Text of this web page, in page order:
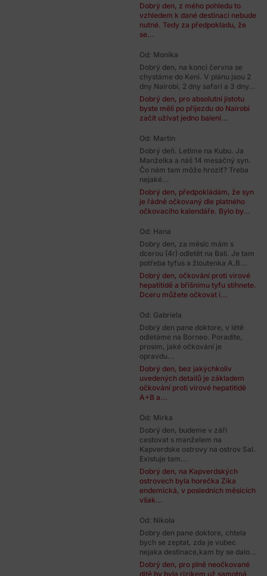
Dobrý den, z mého pohledu to
vzhledem k dané destinaci nebude
nutné. Tedy za předpokladu, že
se...
Od: Monika
Dobrý den, na konci června se
chystáme do Keni. V plánu jsou 2
dny Nairobi, 2 dny safari a 3 dny...
Dobrý den, pro absolutní jistotu
byste měli po příjezdu do Nairobi
začít užívat jedno balení...
Od: Martin
Dobrý deň. Letíme na Kubu. Ja
Manželka a náš 14 mesačný syn.
Čo nám tam môže hroziť? Treba
nejaké...
Dobrý den, předpokládám, že syn
je řádně očkovaný dle platného
očkovacího kalendáře. Bylo by...
Od: Hana
Dobry den, za měsíc mám s
dcerou (4r) odletět na Bali. Je tam
potřeba tyfus a žloutenka A,B...
Dobrý den, očkování proti virové
hepatitidě a břišnímu tyfu stihnete.
Dceru můžete očkovat i...
Od: Gabriela
Dobrý den pane doktore, v létě
odlétáme na Borneo. Poradíte,
prosím, jaké očkování je
opravdu...
Dobrý den, bez jakýchkoliv
uvedených detailů je základem
očkování proti virové hepatitidě
A+B a...
Od: Mirka
Dobrý den, budeme v září
cestovat s manželem na
Kapverdske ostrovy na ostrov Sal.
Existuje tam...
Dobrý den, na Kapverdských
ostrovech byla horečka Zika
endemická, v posledních měsících
však...
Od: Nikola
Dobry den pane doktore, chtela
bych se zeptat, zda je vubec
nejaka destinace,kam by se dalo...
Dobrý den, pro plně neočkované
dítě by byla rizikem už samotná